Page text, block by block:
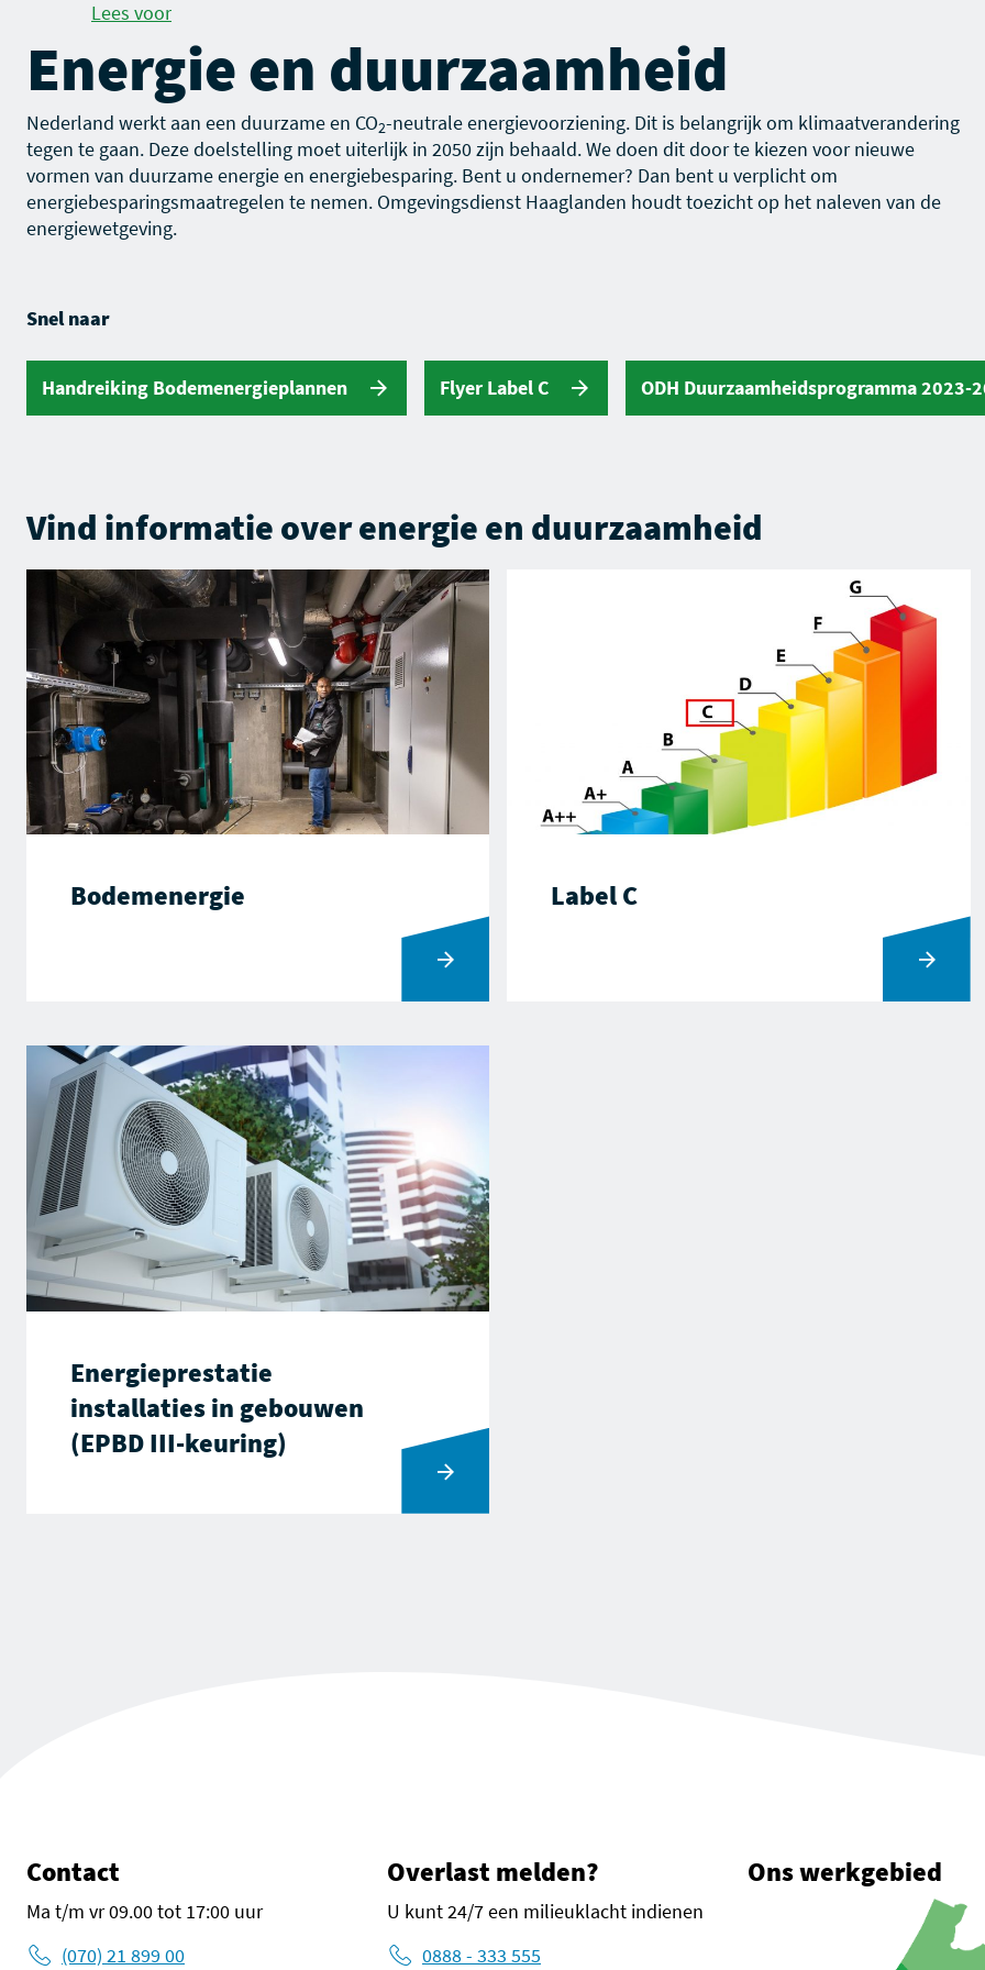
Lees voor
Energie en duurzaamheid
Nederland werkt aan een duurzame en CO2-neutrale energievoorziening. Dit is belangrijk om klimaatverandering
tegen te gaan. Deze doelstelling moet uiterlijk in 2050 zijn behaald. We doen dit door te kiezen voor nieuwe
vormen van duurzame energie en energiebesparing. Bent u ondernemer? Dan bent u verplicht om
energiebesparingsmaatregelen te nemen. Omgevingsdienst Haaglanden houdt toezicht op het naleven van de
energiewetgeving.
Snel naar
Handreiking Bodemenergieplannen Flyer Label C ODH Duurzaamheidsprogramma 2023-
Vind informatie overenergie en duurzaamheid
Bodemenergie Label C
Energieprestatie
installaties in gebouwen
(EPBD III-keuring)
Contact
Ma t/m vr 09.00 tot 17:00 uur
(070) 21 899 00
Overlast melden?
U kunt 24/7 een milieuklacht indienen
0888 - 333 555
Ons werkgebied